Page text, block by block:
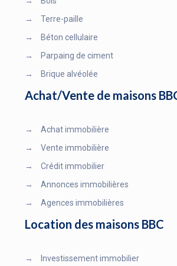
→
Terre-paille
→
Béton cellulaire
→
Parpaing de ciment
→
Brique alvéolée
Achat/Vente de maisons
→
Achat immobilière
→
Vente immobilière
→
Crédit immobilier
→
Annonces immobilières
→
Agences immobilières
Location des maisons BBC
→ Investissement immobilier